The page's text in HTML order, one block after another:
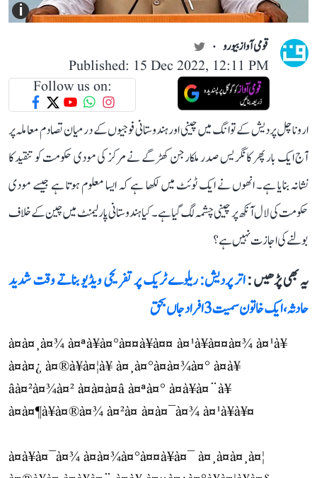
i
قومی آواز بیورو
Published: 15 Dec 2022, 12:11 PM
Follow us on:
اروناچل پردیش کے توانگ میں چینی اور ہندوستانی فوجیوں کے درمیان تصادم معاملہ پر
آج ایک بار پھر کانگریس صدر ملکارجن کھڑگے نے مرکز کی مودی حکومت کو تنقید کا
نشانہ بنایا ہے۔ انھوں نے ایک ٹوئٹ میں لکھا ہے کہ ایسا معلوم ہوتا ہے جیسے مودی
حکومت کی لال آنکھ پر چینی چشمہ لگ گیا ہے۔ کیا ہندوستانی پارلیمنٹ میں چین کے خلاف
بولنے کی اجازت نہیں ہے؟
یہ بھی پڑھیں :اتر پردیش: ریلوے ٹریک پر تفریحی ویڈیو بناتے وقت شدید
حادثہ، ایک خاتون سمیت 3 افراد جاں بحق
à¤à¤¸à¤¾ à¤ªà¥à¤°à¤¤à¥à¤¤ à¤¹à¥à¤¤à¤¾ à¤¹à¥
à¤à¤¿ à¤®à¥à¤¦à¥ à¤¸à¤°à¤à¤¾à¤° à¤à¥
âà¤²à¤¾à¤² à¤à¤à¤â à¤ªà¤° à¤à¥à¤¨à¥
à¤à¤¶à¥à¤®à¤¾ à¤²à¤ à¤à¤¯à¤¾ à¤¹à¥à¥¤
à¤à¥à¤¯à¤¾ à¤­à¤¾à¤°à¤¤à¥à¤¯ à¤¸à¤à¤¸à¤¦